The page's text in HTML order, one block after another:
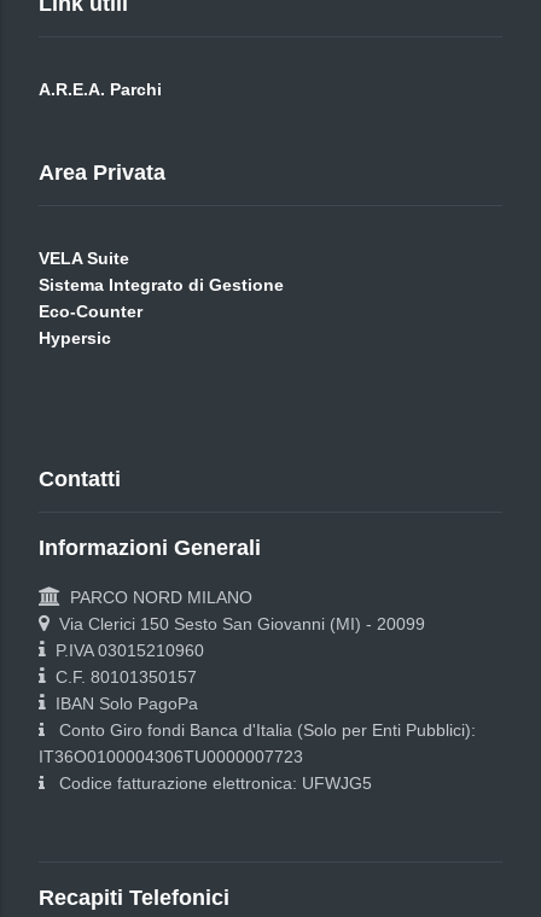
A.R.E.A. Parchi
Area Privata
VELA Suite
Sistema Integrato di Gestione
Eco-Counter
Hypersic
Contatti
Informazioni Generali
PARCO NORD MILANO
Via Clerici 150 Sesto San Giovanni (MI) - 20099
P.IVA 03015210960
C.F. 80101350157
IBAN Solo PagoPa
Conto Giro fondi Banca d'Italia (Solo per Enti Pubblici):
IT36O0100004306TU0000007723
Codice fatturazione elettronica: UFWJG5
Recapiti Telefonici